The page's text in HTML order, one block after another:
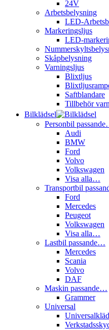
24V
Arbetsbelysning
LED-
Markeringsljus
LED-
Skåpbelysning
Varningsljus
Blixtljus
Saftblandare
Tillbehör
Bilklädsel
Personbil
Audi
BMW
Ford
Volvo
Volkswagen
Visa alla…
Transportbil
Ford
Mercedes
Peugeot
Volkswagen
Visa alla…
Lastbil passande…
Mercedes
Scania
Volvo
DAF
Maskin passande…
Grammer
Universal